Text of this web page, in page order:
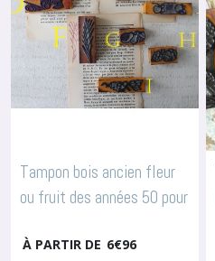
Tampon bois ancien fleur
ou fruit des années 50 pour
textiles, broderie, 3601
À PARTIR DE 6€96